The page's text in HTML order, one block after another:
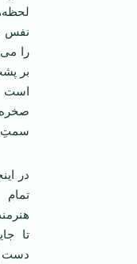
نفس
را
بر
سمتِ
در
تا
دست